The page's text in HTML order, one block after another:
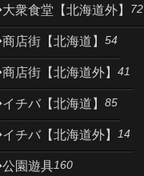
衆食堂【北海道外】 72
店街【北海道】 54
店街【北海道外】 41
チバ【北海道】 85
チバ【北海道外】 14
園遊具160